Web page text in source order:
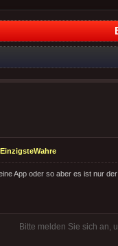
App oder so aber es ist nur
Bitte melden Sie sich an,